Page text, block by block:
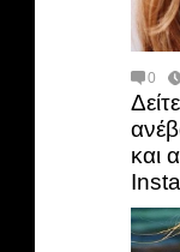
0
και